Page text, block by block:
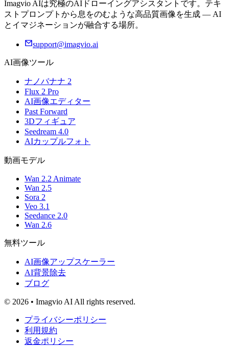
Imagvio AIは究極のAIドローイングアシスタントです。テキ
ストプロンプトから息をのむような高品質画像を生成 — AI
とイマジネーションが融合する場所。
support@imagvio.ai
AI画像ツール
ナノバナナ 2
Flux 2 Pro
AI画像エディター
Past Forward
3Dフィギュア
Seedream 4.0
AIカップルフォト
動画モデル
Wan 2.2 Animate
Wan 2.5
Sora 2
Veo 3.1
Seedance 2.0
Wan 2.6
無料ツール
AI画像アップスケーラー
AI背景除去
ブログ
© 2026 • Imagvio AI All rights reserved.
プライバシーポリシー
利用規約
返金ポリシー